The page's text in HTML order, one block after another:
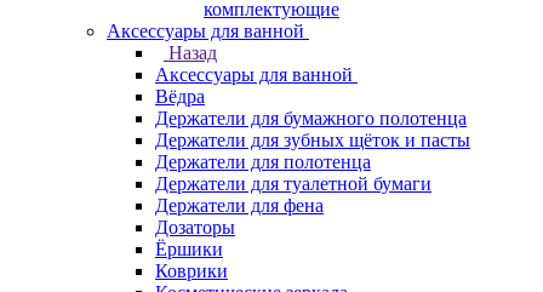
комплектующие
Аксессуары для ванной
Назад
Аксессуары для ванной
Вёдра
Держатели для бумажного полотенца
Держатели для зубных щёток и пасты
Держатели для полотенца
Держатели для туалетной бумаги
Держатели для фена
Дозаторы
Ёршики
Коврики